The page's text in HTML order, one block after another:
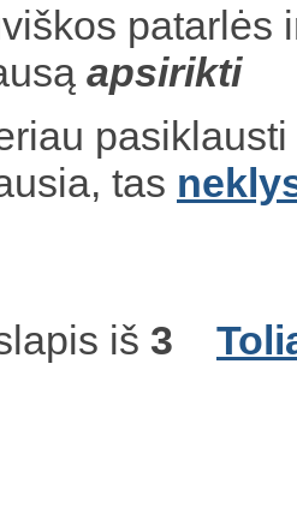
patarlės
apsirikti
tas
iš 3